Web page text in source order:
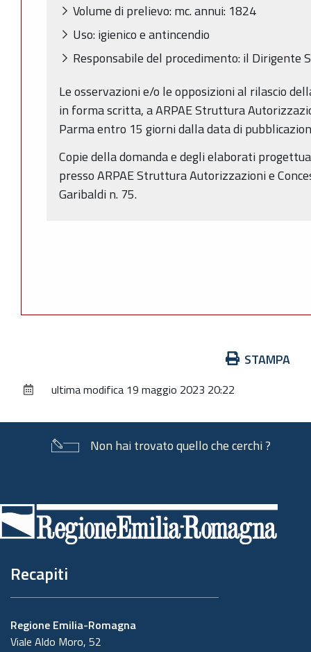
Volume di prelievo: mc. annui: 1824
Uso: igienico e antincendio
Responsabile del procedimento: il Dirigente
Le osservazioni e/o le opposizioni al rilascio
in forma scritta, a ARPAE Struttura
Parma entro 15 giorni dalla data di
Copie della domanda e degli elaborati
presso ARPAE Struttura Autorizzazioni e
Garibaldi n. 75.
documento
STAMPA
ultima modifica 19 maggio 2023 20:22
Non hai trovato quello che cerchi ?
di
pagina
Recapiti
Regione Emilia-Romagna
Viale Aldo Moro, 52